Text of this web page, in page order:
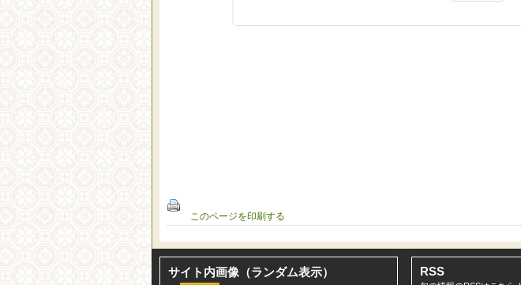
このページを印刷する
サイト内画像（ランダム表示） RSS